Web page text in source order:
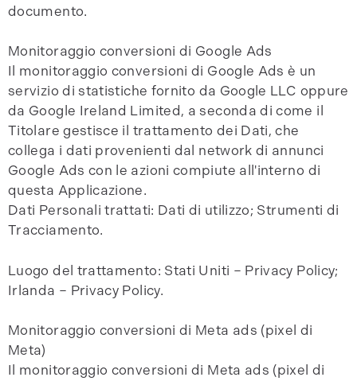
documento.
Monitoraggio conversioni di Google Ads
Il monitoraggio conversioni di Google Ads è un
servizio di statistiche fornito da Google LLC oppure
da Google Ireland Limited, a seconda di come il
Titolare gestisce il trattamento dei Dati, che
collega i dati provenienti dal network di annunci
Google Ads con le azioni compiute all'interno di
questa Applicazione.
Dati Personali trattati: Dati di utilizzo; Strumenti di
Tracciamento.
Luogo del trattamento: Stati Uniti – Privacy Policy;
Irlanda – Privacy Policy.
Monitoraggio conversioni di Meta ads (pixel di
Meta)
Il monitoraggio conversioni di Meta ads (pixel di